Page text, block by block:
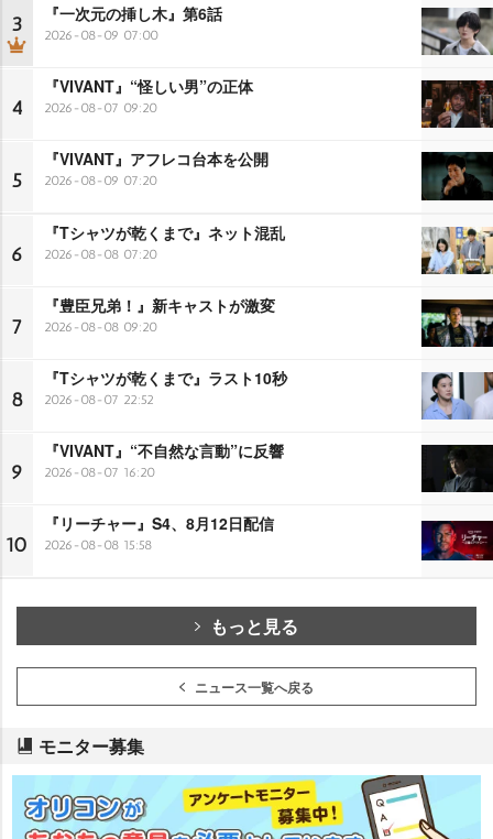
3 『一次元の挿し木』第6話
2026-08-09 07:00
4
『VIVANT』“怪しい男”の正体
2026-08-07 09:20
5
『VIVANT』アフレコ台本を公開
2026-08-09 07:20
6
『Tシャツが乾くまで』ネット混乱
2026-08-08 07:20
7
『豊臣兄弟！』新キャストが激変
2026-08-08 09:20
8
『Tシャツが乾くまで』ラスト10秒
2026-08-07 22:52
9
『VIVANT』“不自然な言動”に反響
2026-08-07 16:20
10
『リーチャー』S4、8月12日配信
2026-08-08 15:58
もっと見る
ニュース一覧へ戻る
モニター募集